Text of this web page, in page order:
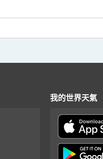
我的世界天氣